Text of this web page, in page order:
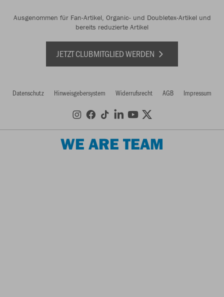
Ausgenommen für Fan-Artikel, Organic- und Doubletex-Artikel und
bereits reduzierte Artikel
JETZT CLUBMITGLIED WERDEN
Datenschutz Hinweisgebersystem Widerrufsrecht AGB Impressum
WE ARE TEAM